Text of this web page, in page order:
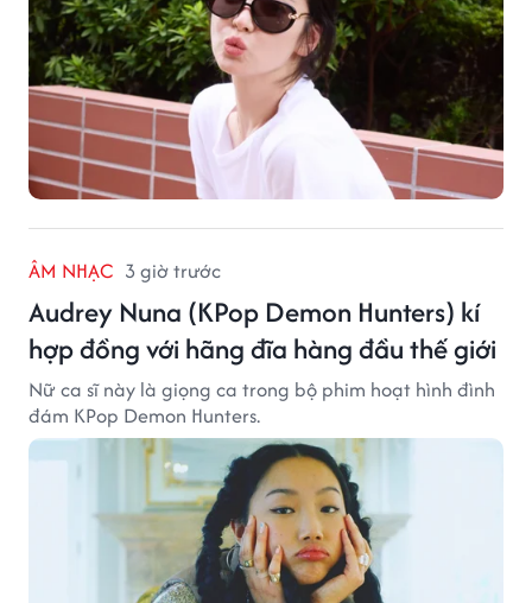
ÂM NHẠC 3 giờ trước
Audrey Nuna (KPop Demon Hunters) kí
hợp đồng với hãng đĩa hàng đầu thế giới
Nữ ca sĩ này là giọng ca trong bộ phim hoạt hình đình
đám KPop Demon Hunters.